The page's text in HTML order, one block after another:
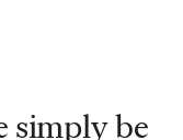
simply be